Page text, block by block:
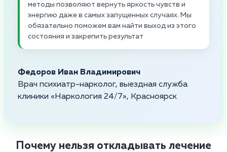
методы позволяют вернуть яркость чувств и
энергию даже в самых запущенных случаях. Мы
обязательно поможем вам найти выход из этого
состояния и закрепить результат
Федоров Иван Владимирович
Врач психиатр-нарколог, выездная служба
клиники «Наркология 24/7», Красноярск
Почему нельзя откладывать лечение